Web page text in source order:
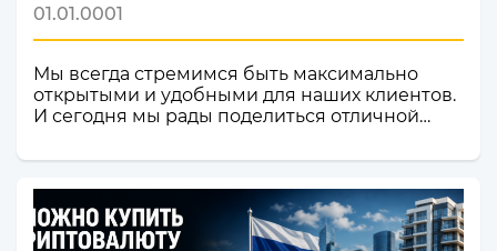
01.01.0001
Мы всегда стремимся быть максимально
открытыми и удобными для наших клиентов.
И сегодня мы рады поделиться отличной
валют и криптовалют CosmoChanger
официально добавлен в листинг
мониторинга обменников
Monik.exchange.Что это значит для вас?